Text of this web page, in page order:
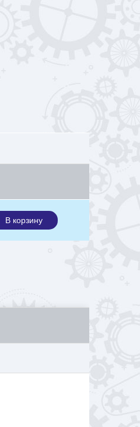
В корзину